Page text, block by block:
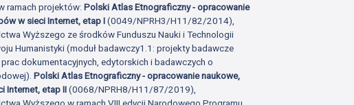
ramach projektów:Polski Atlas Etnograficzny - opracowanie
w sieci Internet, etap I(0049/NPRH3/H11/82/2014),
Wyższego ze środków Funduszu Nauki i Technologii
Humanistyki (moduł badawczy1.1: projekty badawcze
dokumentacyjnych, edytorskich i badawczych o
Polski Atlas Etnograficzny - opracowanie naukowe,
Internet, etap II(0068/NPRH8/H11/87/2019),
Wyższego w ramach VIII edycji Narodowego Programu